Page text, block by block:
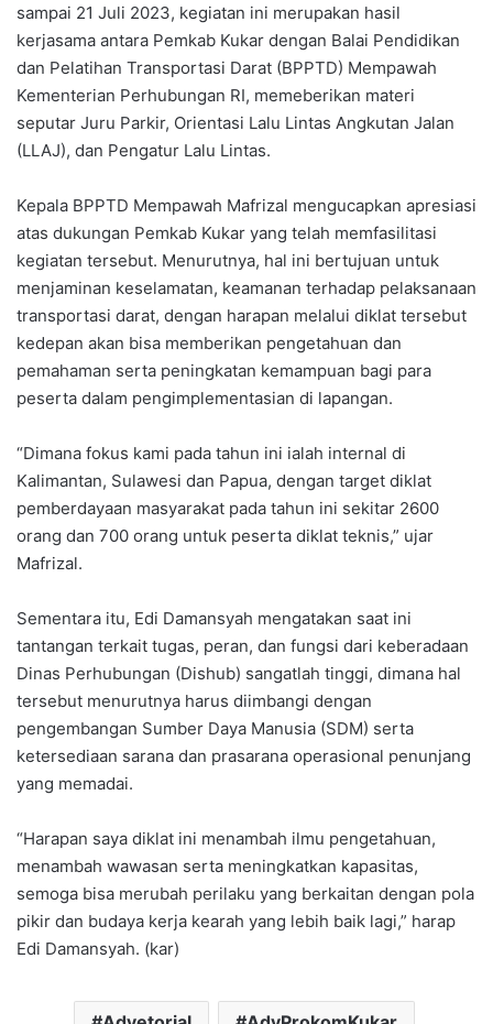
sampai 21 Juli 2023, kegiatan ini merupakan hasil
kerjasama antara Pemkab Kukar dengan Balai Pendidikan
dan Pelatihan Transportasi Darat (BPPTD) Mempawah
Kementerian Perhubungan RI, memeberikan materi
seputar Juru Parkir, Orientasi Lalu Lintas Angkutan Jalan
(LLAJ), dan Pengatur Lalu Lintas.
Kepala BPPTD Mempawah Mafrizal mengucapkan apresiasi
atas dukungan Pemkab Kukar yang telah memfasilitasi
kegiatan tersebut. Menurutnya, hal ini bertujuan untuk
menjaminan keselamatan, keamanan terhadap pelaksanaan
transportasi darat, dengan harapan melalui diklat tersebut
kedepan akan bisa memberikan pengetahuan dan
pemahaman serta peningkatan kemampuan bagi para
peserta dalam pengimplementasian di lapangan.
“Dimana fokus kami pada tahun ini ialah internal di
Kalimantan, Sulawesi dan Papua, dengan target diklat
pemberdayaan masyarakat pada tahun ini sekitar 2600
orang dan 700 orang untuk peserta diklat teknis,” ujar
Mafrizal.
Sementara itu, Edi Damansyah mengatakan saat ini
tantangan terkait tugas, peran, dan fungsi dari keberadaan
Dinas Perhubungan (Dishub) sangatlah tinggi, dimana hal
tersebut menurutnya harus diimbangi dengan
pengembangan Sumber Daya Manusia (SDM) serta
ketersediaan sarana dan prasarana operasional penunjang
yang memadai.
“Harapan saya diklat ini menambah ilmu pengetahuan,
menambah wawasan serta meningkatkan kapasitas,
semoga bisa merubah perilaku yang berkaitan dengan pola
pikir dan budaya kerja kearah yang lebih baik lagi,” harap
Edi Damansyah. (kar)